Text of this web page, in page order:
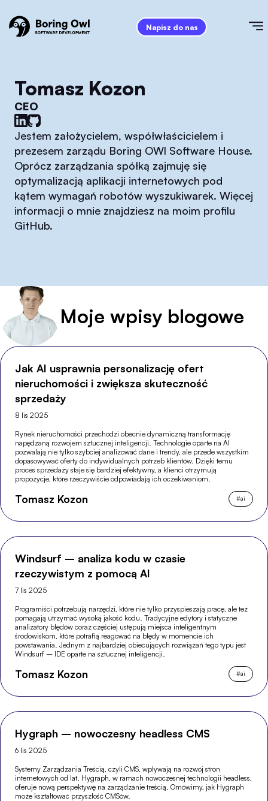
Napisz do nas
Tomasz Kozon
CEO
Jestem założycielem, współwłaścicielem i
prezesem zarządu Boring OWl Software House.
Oprócz zarządzania spółką zajmuję się
optymalizacją aplikacji internetowych pod
kątem wymagań robotów wyszukiwarek. Więcej
informacji o mnie znajdziesz na moim profilu
GitHub.
Moje wpisy blogowe
Jak AI usprawnia personalizację ofert
nieruchomości i zwiększa skuteczność
sprzedaży
8 lis 2025
Rynek nieruchomości przechodzi obecnie dynamiczną transformację
napędzaną rozwojem sztucznej inteligencji. Technologie oparte na AI
pozwalają nie tylko szybciej analizować dane i trendy, ale przede wszystkim
dopasowywać oferty do indywidualnych potrzeb klientów. Dzięki temu
proces sprzedaży staje się bardziej efektywny, a klienci otrzymują
propozycje, które rzeczywiście odpowiadają ich oczekiwaniom.
Tomasz Kozon #ai
Windsurf – analiza kodu w czasie
rzeczywistym z pomocą AI
7 lis 2025
Programiści potrzebują narzędzi, które nie tylko przyspieszają pracę, ale też
pomagają utrzymać wysoką jakość kodu. Tradycyjne edytory i statyczne
analizatory błędów coraz częściej ustępują miejsca inteligentnym
środowiskom, które potrafią reagować na błędy w momencie ich
powstawania. Jednym z najbardziej obiecujących rozwiązań tego typu jest
Windsurf – IDE oparte na sztucznej inteligencji.
Tomasz Kozon #ai
Hygraph – nowoczesny headless CMS
6 lis 2025
Systemy Zarządzania Treścią, czyli CMS, wpływają na rozwój stron
internetowych od lat. Hygraph, w ramach nowoczesnej technologii headless,
oferuje nową perspektywę na zarządzanie treścią. Omówimy, jak Hygraph
może kształtować przyszłość CMSów.